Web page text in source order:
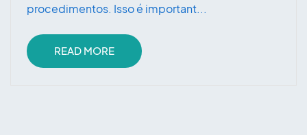
procedimentos. Isso é important...
READ MORE